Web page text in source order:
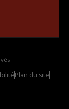
Plan du site